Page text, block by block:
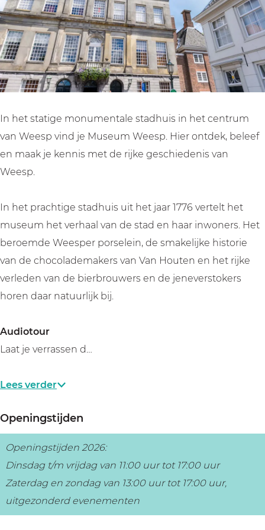
p
s
p
e
s
p
In het statige monumentale stadhuis in het centrum
van Weesp vind je Museum Weesp. Hier ontdek, beleef
en maak je kennis met de rijke geschiedenis van
Weesp.
In het prachtige stadhuis uit het jaar 1776 vertelt het
museum het verhaal van de stad en haar inwoners. Het
beroemde Weesper porselein, de smakelijke historie
van de chocolademakers van Van Houten en het rijke
verleden van de bierbrouwers en de jeneverstokers
horen daar natuurlijk bij.
Audiotour
Laat je verrassen d…
Lees verder
Openingstijden
Openingstijden 2026:
Dinsdag t/m vrijdag van 11:00 uur tot 17:00 uur
Zaterdag en zondag van 13:00 uur tot 17:00 uur,
uitgezonderd evenementen